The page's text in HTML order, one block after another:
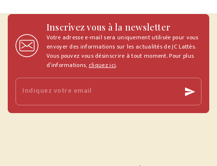
Inscrivez vous à la newsletter
Votre adresse e-mail sera uniquement utilisée pour vous
envoyer des informations sur les actualités de JC Lattès.
Vous pouvez vous désinscrire à tout moment. Pour plus
d’informations, cliquez ici.
Indiquez votre email send